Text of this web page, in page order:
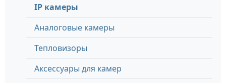
IP камеры
Аналоговые камеры
Тепловизоры
Аксессуары для камер